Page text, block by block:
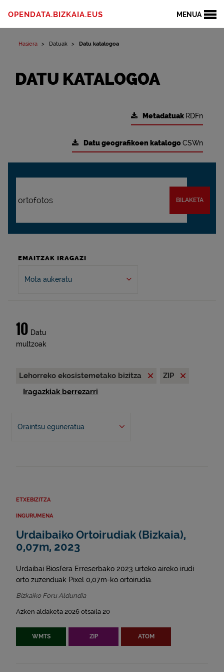
MENUA
OPENDATA.BIZKAIA.EUS
Hasiera Datuak Datu katalogoa
DATU KATALOGOA
Metadatuak RDFn
Datu geografikoen katalogoCSWn
BILAKETA
EMAITZAK IRAGAZI
Mota aukeratu
10 Datu
multzoak
Lehorreko ekosistemetako bizitza
ZIP
Iragazkiak berrezarri
Oraintsu eguneratua
ETXEBIZITZA
INGURUMENA
Urdaibaiko Ortoirudiak (Bizkaia),
0,07m, 2023
Urdaibai Biosfera Erreserbako 2023 urteko aireko irudi
orto zuzenduak Pixel 0,07m-ko ortoirudia.
Bizkaiko Foru Aldundia
Azken aldaketa 2026 otsaila 20
WMTS ZIP ATOM